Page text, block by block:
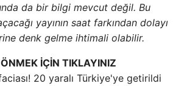
da bir bilgi mevcut değil. Bu
yayının saat farkından dolayı
denk gelme ihtimali olabilir.
İÇİN TIKLAYINIZ